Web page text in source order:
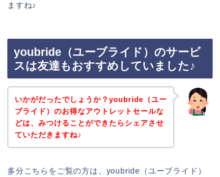
ますね♪
youbride（ユーブライド）のサービ
スは友達もおすすめしていました♪
いかがだったでしょうか？youbride（ユー
ブライド）のお得なアウトレットセールな
どは、みつけることができたらシェアさせ
ていただきますね♪
多分こちらをご覧の方は、youbride（ユーブライド）